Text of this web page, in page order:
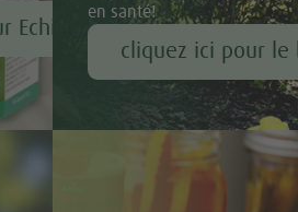
Echinaforce®
en santé!
cliquez ici pour le